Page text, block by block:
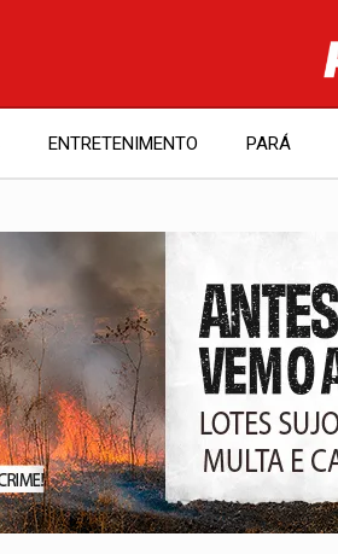
ENTRETENIMENTO PARÁ